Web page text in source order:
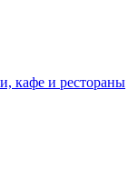
кафе и рестораны